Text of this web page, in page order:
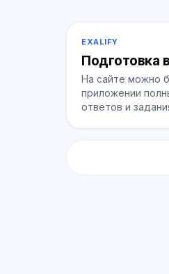
EXALIFY
Подготовка
На сайте можно
приложении
ответов и